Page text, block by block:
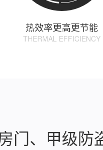
热效率更高更节能
THERMAL EFFICIENCY
门、甲级